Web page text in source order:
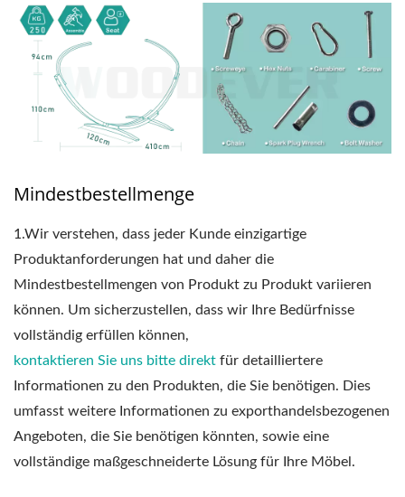
Mindestbestellmenge
1.Wir verstehen, dass jeder Kunde einzigartige
Produktanforderungen hat und daher die
Mindestbestellmengen von Produkt zu Produkt variieren
können. Um sicherzustellen, dass wir Ihre Bedürfnisse
vollständig erfüllen können,
kontaktieren Sie uns bitte direkt für detailliertere
Informationen zu den Produkten, die Sie benötigen. Dies
umfasst weitere Informationen zu exporthandelsbezogenen
Angeboten, die Sie benötigen könnten, sowie eine
vollständige maßgeschneiderte Lösung für Ihre Möbel.